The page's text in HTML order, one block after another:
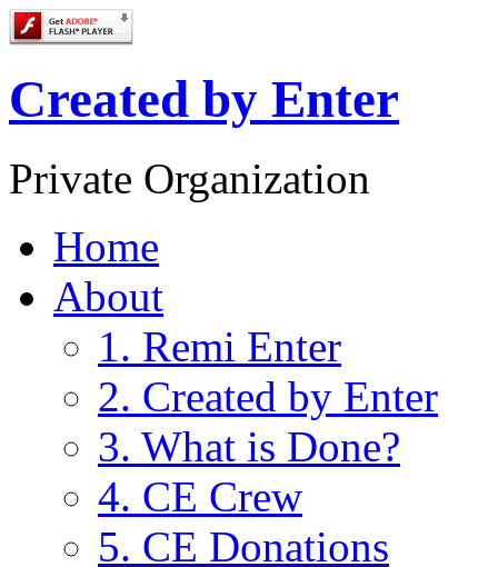
Created by Enter
Private Organization
Home
About
1. Remi Enter
2. Created by Enter
3. What is Done?
4. CE Crew
5. CE Donations